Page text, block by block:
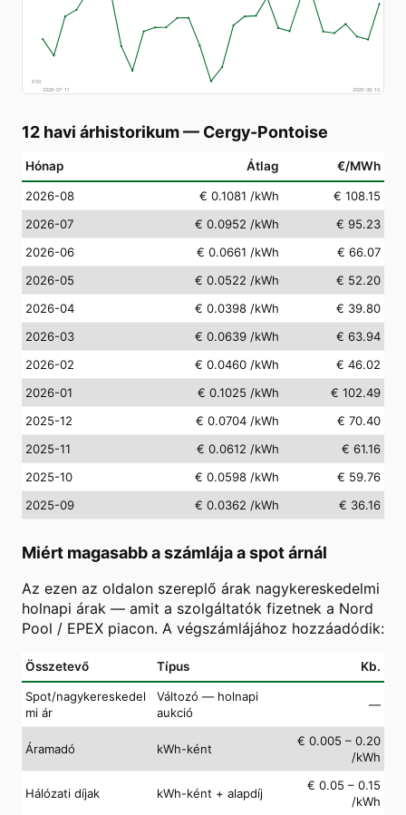
€50
2026-07-11
2026-08-10
12 havi árhistorikum— Cergy-Pontoise
Hónap Átlag €/MWh
2026-08 € 0.1081 /kWh
€ 108.15
2026-07
€ 0.0952 /kWh
€ 95.23
2026-06
€ 0.0661 /kWh
€ 66.07
2026-05
€ 0.0522 /kWh
€ 52.20
2026-04
€ 0.0398 /kWh
€ 39.80
2026-03
€ 0.0639 /kWh
€ 63.94
2026-02
€ 0.0460 /kWh
€ 46.02
2026-01
€ 0.1025 /kWh
€ 102.49
2025-12
€ 0.0704 /kWh
€ 70.40
2025-11
€ 0.0612 /kWh
€ 61.16
2025-10
€ 0.0598 /kWh
€ 59.76
2025-09
€ 0.0362 /kWh € 36.16
Miért magasabb a számlája a spot árnál
Az ezen az oldalon szereplő árak nagykereskedelmi
holnapi árak — amit a szolgáltatók fizetnek a Nord
Pool / EPEX piacon. A végszámlájához hozzáadódik:
Összetevő Típus Kb.
Spot/nagykereskedel
mi ár
Változó — holnapi
aukció
—
Áramadó kWh-ként
€ 0.005 – 0.20
/kWh
Hálózati díjak kWh-ként + alapdíj
€ 0.05 – 0.15
/kWh